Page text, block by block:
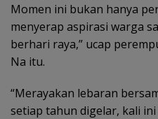
Momen ini bukan hanya
menyerap aspirasi warga
berhari raya,” ucap
Na itu.
“Merayakan lebaran
setiap tahun digelar, kali